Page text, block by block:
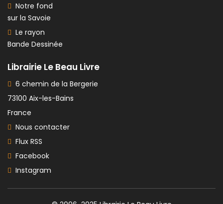
Notre fond
sur la Savoie
Le rayon
Bande Dessinée
Librairie Le Beau Livre
6 chemin de la Bergerie
73100 Aix-les-Bains
France
Nous contacter
Flux RSS
Facebook
Instagram